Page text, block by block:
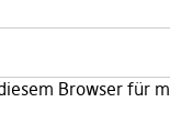
Browser für